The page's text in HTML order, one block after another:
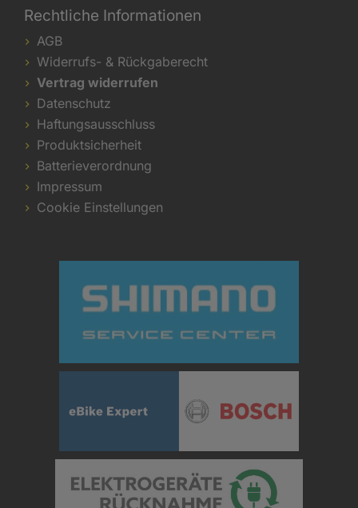
Rechtliche Informationen
AGB
Widerrufs- & Rückgaberecht
Vertrag widerrufen
Datenschutz
Haftungsausschluss
Produktsicherheit
Batterieverordnung
Impressum
Cookie Einstellungen